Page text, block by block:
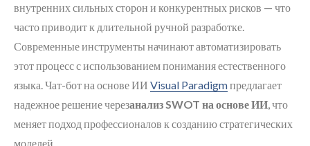
внутренних сильных сторон и конкурентных рисков — что
часто приводит к длительной ручной разработке.
Современные инструменты начинают автоматизировать
этот процесс с использованием понимания естественного
языка. Чат-бот на основе ИИ Visual Paradigmпредлагает
надежное решение черезанализ SWOT на основе ИИ, что
меняет подход профессионалов к созданию стратегических
моделей.